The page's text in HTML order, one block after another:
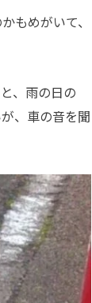
もめがいて、
、雨の日の
、車の音を聞